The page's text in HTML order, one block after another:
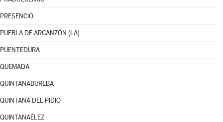
PRESENCIO
PUEBLA DE ARGANZÓN (LA)
PUENTEDURA
QUEMADA
QUINTANABUREBA
QUINTANA DEL PIDIO
QUINTANAÉLEZ